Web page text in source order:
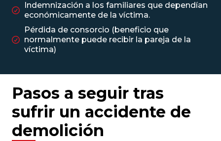
Indemnización a los familiares que dependían
económicamente de la víctima.
Pérdida de consorcio (beneficio que
normalmente puede recibir la pareja de la
víctima)
Pasos a seguir tras
sufrir un accidente de
demolición